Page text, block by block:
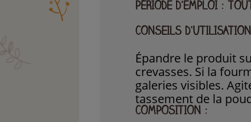
PÉRIODE D'EMPLOI :
CONSEILS
Épandre le produit
crevasses. Si la
galeries visibles.
tassement de la
COMPOSITION :